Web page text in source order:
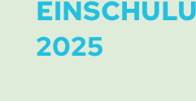
2025